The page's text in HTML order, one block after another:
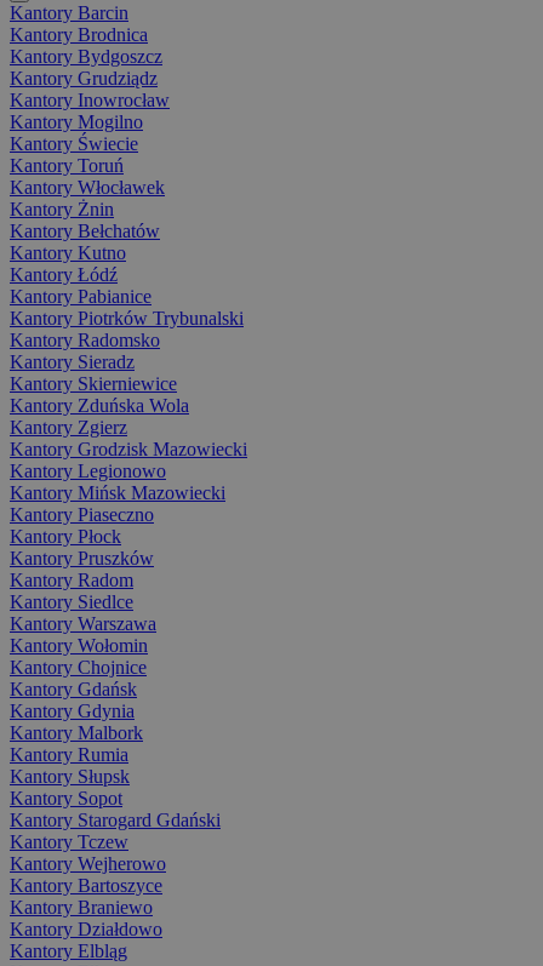
Kantory Barcin
Kantory Brodnica
Kantory Bydgoszcz
Kantory Grudziądz
Kantory Inowrocław
Kantory Mogilno
Kantory Świecie
Kantory Toruń
Kantory Włocławek
Kantory Żnin
Kantory Bełchatów
Kantory Kutno
Kantory Łódź
Kantory Pabianice
Kantory Piotrków Trybunalski
Kantory Radomsko
Kantory Sieradz
Kantory Skierniewice
Kantory Zduńska Wola
Kantory Zgierz
Kantory Grodzisk Mazowiecki
Kantory Legionowo
Kantory Mińsk Mazowiecki
Kantory Piaseczno
Kantory Płock
Kantory Pruszków
Kantory Radom
Kantory Siedlce
Kantory Warszawa
Kantory Wołomin
Kantory Chojnice
Kantory Gdańsk
Kantory Gdynia
Kantory Malbork
Kantory Rumia
Kantory Słupsk
Kantory Sopot
Kantory Starogard Gdański
Kantory Tczew
Kantory Wejherowo
Kantory Bartoszyce
Kantory Braniewo
Kantory Działdowo
Kantory Elbląg